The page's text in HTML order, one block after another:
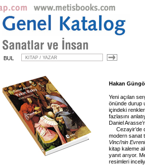
BUL
Hakan
Yeni açılan
önünde durup
içindeki
fazlasını
Daniel
Cezayir’de
modern sanat
Vinci’nin Evreni
kitap kaleme
yanıt arıyor.
resimleri